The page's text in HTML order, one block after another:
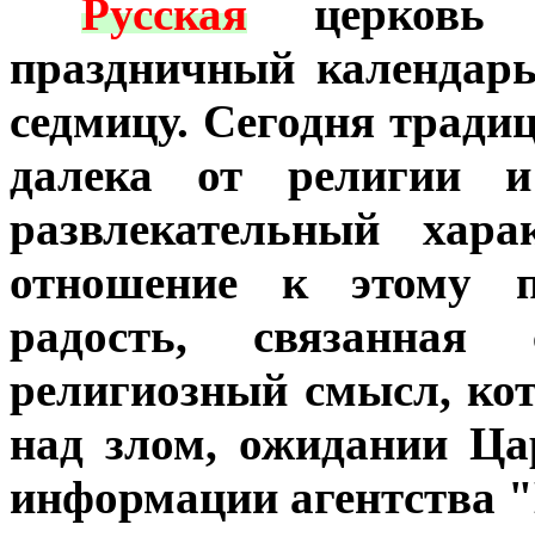
Русская церковь
праздничный
седмицу. Сегодня
далека от религии
развлекательный
отношение к этому
радость,
религиозный смысл,
над злом, ожидании
информации агентства